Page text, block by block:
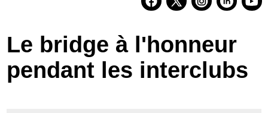
Economie
Services
Le bridge à l'honneur
pendant les interclubs